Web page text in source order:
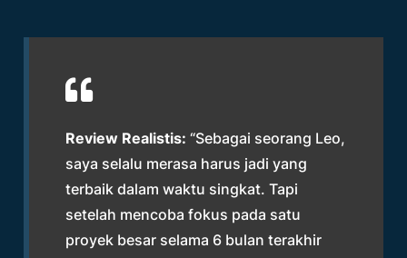
Review Realistis: “Sebagai seorang Leo,
saya selalu merasa harus jadi yang
terbaik dalam waktu singkat. Tapi
setelah mencoba fokus pada satu
proyek besar selama 6 bulan terakhir